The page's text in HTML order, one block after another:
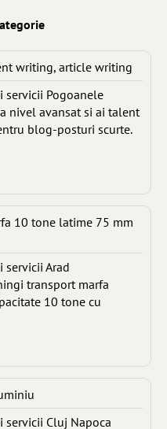
writing, article writing
servicii Pogoanele
nivel avansat si ai talent
blog-posturi scurte.
10 tone latime 75 mm
servicii Arad
transport marfa
10 tone cu
servicii Cluj Napoca